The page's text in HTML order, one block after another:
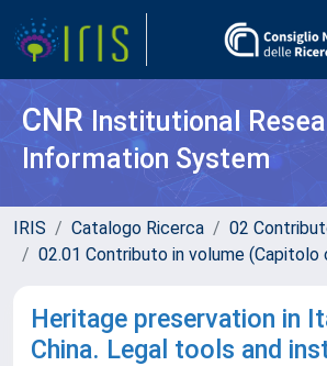
CNR Institutional
Information System
IRIS Catalogo Ricerca
02
02.01 Contributo in volume (Capitolo
Heritage preservation in
China. Legal tools and